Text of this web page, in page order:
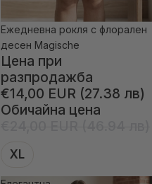
-41% отстъпка
Ежедневна рокля с флорален
десен Magische
Цена при
разпродажба
€14,00 EUR (27.38 лв)
Обичайна цена
XL